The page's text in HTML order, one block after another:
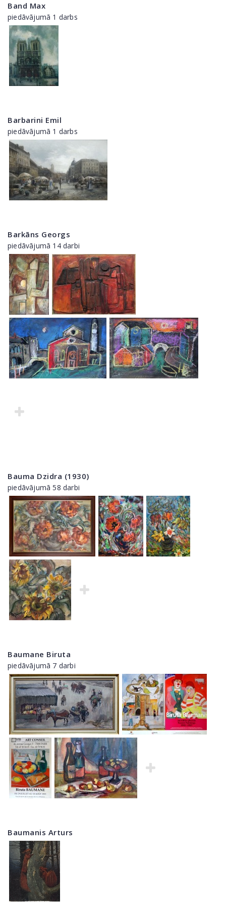
Band Max
piedāvājumā 1 darbs
Barbarini Emil
piedāvājumā 1 darbs
Barkāns Georgs
piedāvājumā 14 darbi
Bauma Dzidra (1930)
piedāvājumā 58 darbi
Baumane Biruta
piedāvājumā 7 darbi
Baumanis Arturs